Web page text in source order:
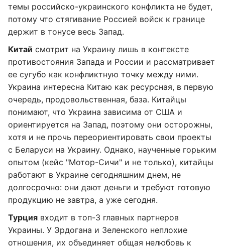
темы российско-украинского конфликта не будет,
потому что стягивание Россией войск к границе
держит в тонусе весь Запад.
Китай смотрит на Украину лишь в контексте
противостояния Запада и России и рассматривает
ее сугубо как конфликтную точку между ними.
Украина интересна Китаю как ресурсная, в первую
очередь, продовольственная, база. Китайцы
понимают, что Украина зависима от США и
ориентируется на Запад, поэтому они осторожны,
хотя и не прочь переориентировать свои проекты
с Беларуси на Украину. Однако, наученные горьким
опытом (кейс "Мотор-Сичи" и не только), китайцы
работают в Украине сегодняшним днем, не
долгосрочно: они дают деньги и требуют готовую
продукцию не завтра, а уже сегодня.
Турция входит в топ-3 главных партнеров
Украины. У Эрдогана и Зеленского неплохие
отношения, их объединяет общая нелюбовь к